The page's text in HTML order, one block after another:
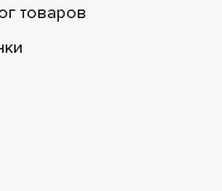
товаров